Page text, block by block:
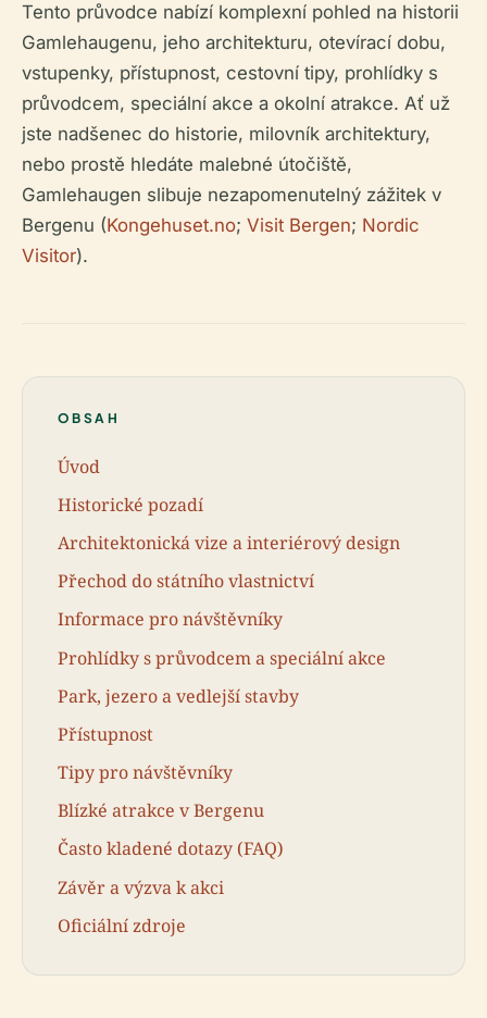
Tento průvodce nabízí komplexní pohled na historii
Gamlehaugenu, jeho architekturu, otevírací dobu,
vstupenky, přístupnost, cestovní tipy, prohlídky s
průvodcem, speciální akce a okolní atrakce. Ať už
jste nadšenec do historie, milovník architektury,
nebo prostě hledáte malebné útočiště,
Gamlehaugen slibuje nezapomenutelný zážitek v
Bergenu (Kongehuset.no; Visit Bergen; Nordic
Visitor).
OBSAH
Úvod
Historické pozadí
Architektonická vize a interiérový design
Přechod do státního vlastnictví
Informace pro návštěvníky
Prohlídky s průvodcem a speciální akce
Park, jezero a vedlejší stavby
Přístupnost
Tipy pro návštěvníky
Blízké atrakce v Bergenu
Často kladené dotazy (FAQ)
Závěr a výzva k akci
Oficiální zdroje